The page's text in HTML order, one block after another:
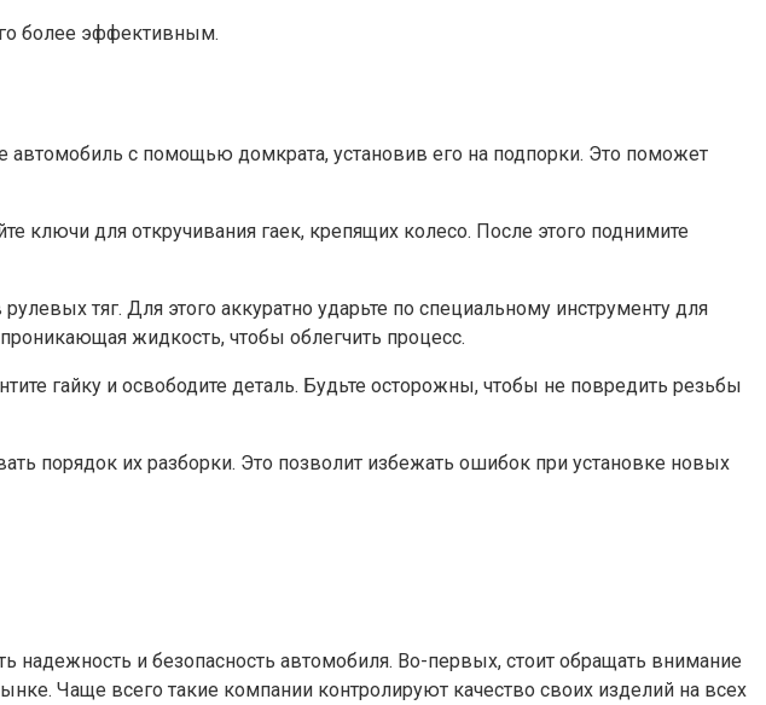
более эффективным.
автомобиль с помощью домкрата, установив его на подпорки. Это поможет
ключи для откручивания гаек, крепящих колесо. После этого поднимите
тяг. Для этого аккуратно ударьте по специальному инструменту для
жидкость, чтобы облегчить процесс.
гайку и освободите деталь. Будьте осторожны, чтобы не повредить резьбы
порядок их разборки. Это позволит избежать ошибок при установке новых
и безопасность автомобиля. Во-первых, стоит обращать внимание
Чаще всего такие компании контролируют качество своих изделий на всех